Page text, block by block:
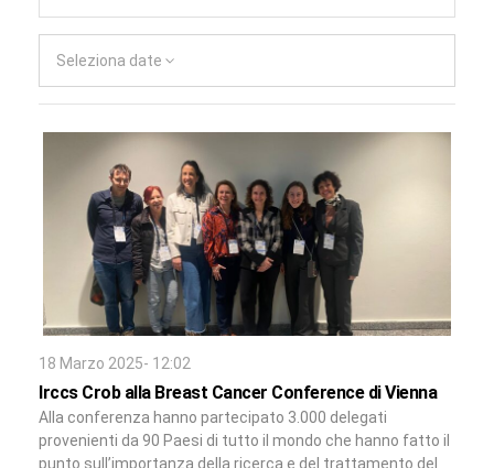
Seleziona date
18 Marzo 2025- 12:02
Irccs Crob alla Breast Cancer Conference di Vienna
Alla conferenza hanno partecipato 3.000 delegati
provenienti da 90 Paesi di tutto il mondo che hanno fatto il
punto sull’importanza della ricerca e del trattamento del